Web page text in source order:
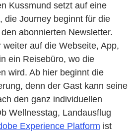
Kussmund setzt auf eine
die Journey beginnt für die
abonnierten Newsletter.
auf die Webseite, App,
ein Reisebüro, wo die
wird. Ab hier beginnt die
denn der Gast kann seine
den ganz individuellen
Wellnesstag, Landausflug
Experience Platform ist